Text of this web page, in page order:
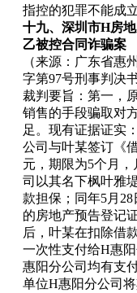
指控的犯罪不能成立
十九、深圳市H房
乙被控合同诈骗案
（来源：广东省惠
字第97号刑事判决书
裁判要旨：第一，
销售的手段骗取对
足。现有证据证实
公司与叶某签订《
元，期限为5个月
司以其名下枫叶雅
款担保；同年5月
的房地产预告登记
后，叶某在扣除借
一次性支付给H惠
惠阳分公司均有支
单位H惠阳分公司